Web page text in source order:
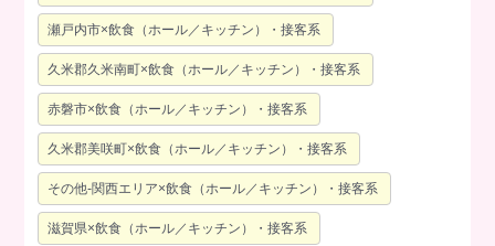
瀬戸内市×飲食（ホール／キッチン）・接客系
久米郡久米南町×飲食（ホール／キッチン）・接客系
赤磐市×飲食（ホール／キッチン）・接客系
久米郡美咲町×飲食（ホール／キッチン）・接客系
その他-関西エリア×飲食（ホール／キッチン）・接客系
滋賀県×飲食（ホール／キッチン）・接客系